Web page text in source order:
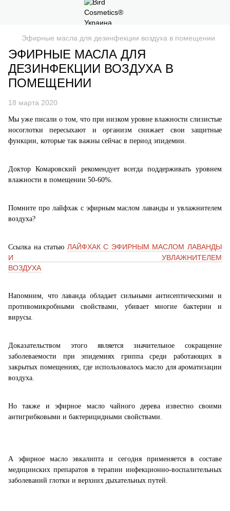
Эфирные масла для дезинфекции воздуха в помещении
ЭФИРНЫЕ МАСЛА ДЛЯ
ДЕЗИНФЕКЦИИ ВОЗДУХА В
ПОМЕЩЕНИИ
18 марта 2020
Мы уже писали о том, что при низком уровне влажности слизистые
носоглотки пересыхают и организм снижает свои защитные
функции, которые так важны сейчас в период эпидемии.
Доктор Комаровский рекомендует всегда поддерживать уровнем
влажности в помещении 50-60%.
Помните про лайфхак с эфирным маслом лаванды и увлажнителем
воздуха?
Ссылка настатью ЛАЙФХАК С ЭФИРНЫМ МАСЛОМ ЛАВАНДЫ
И УВЛАЖНИТЕЛЕМ
ВОЗДУХА
Напомним, что лаванда обладает сильными антисептическими и
противомикробными свойствами, убивает многие бактерии и
вирусы.
Доказательством этого является значительное сокращение
заболеваемости при эпидемиях гриппа среди работающих в
закрытых помещениях, где использовалось масло для ароматизации
воздуха.
Но также и эфирное масло чайного дерева
известно своими
антигрибковыми и бактерицидными свойствами.
А эфирное масло эвкалипта и сегодня применяется в составе
медицинских препаратов в терапии инфекционно-воспалительных
заболеваний глотки и верхних дыхательных путей.